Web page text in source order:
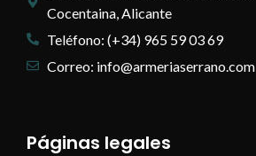
Cocentaina, Alicante
Teléfono: (+34) 965 59 03 69
Correo: info@armeriaserrano.com
Páginas legales